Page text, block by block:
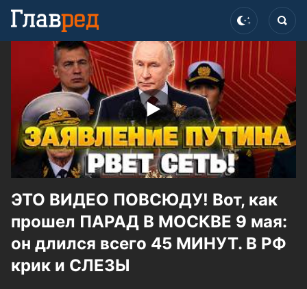
ЭТО ВИДЕО ПОВСЮДУ! Вот, как
прошел ПАРАД В МОСКВЕ 9 мая:
он длился всего 45 МИНУТ. В РФ
крик и СЛЕЗЫ